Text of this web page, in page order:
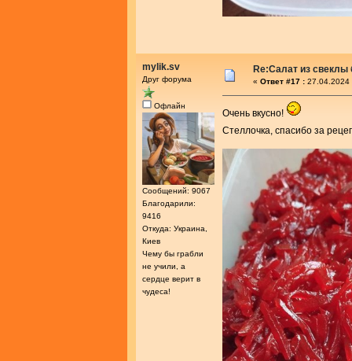
mylik.sv
Друг форума
Офлайн
Сообщений: 9067
Благодарили:
9416
Откуда: Украина,
Киев
Чему бы грабли
не учили, а
сердце верит в
чудеса!
Re:Салат из свеклы
« Ответ #17 : 27.04.2024
Очень вкусно!
Стеллочка, спасибо за